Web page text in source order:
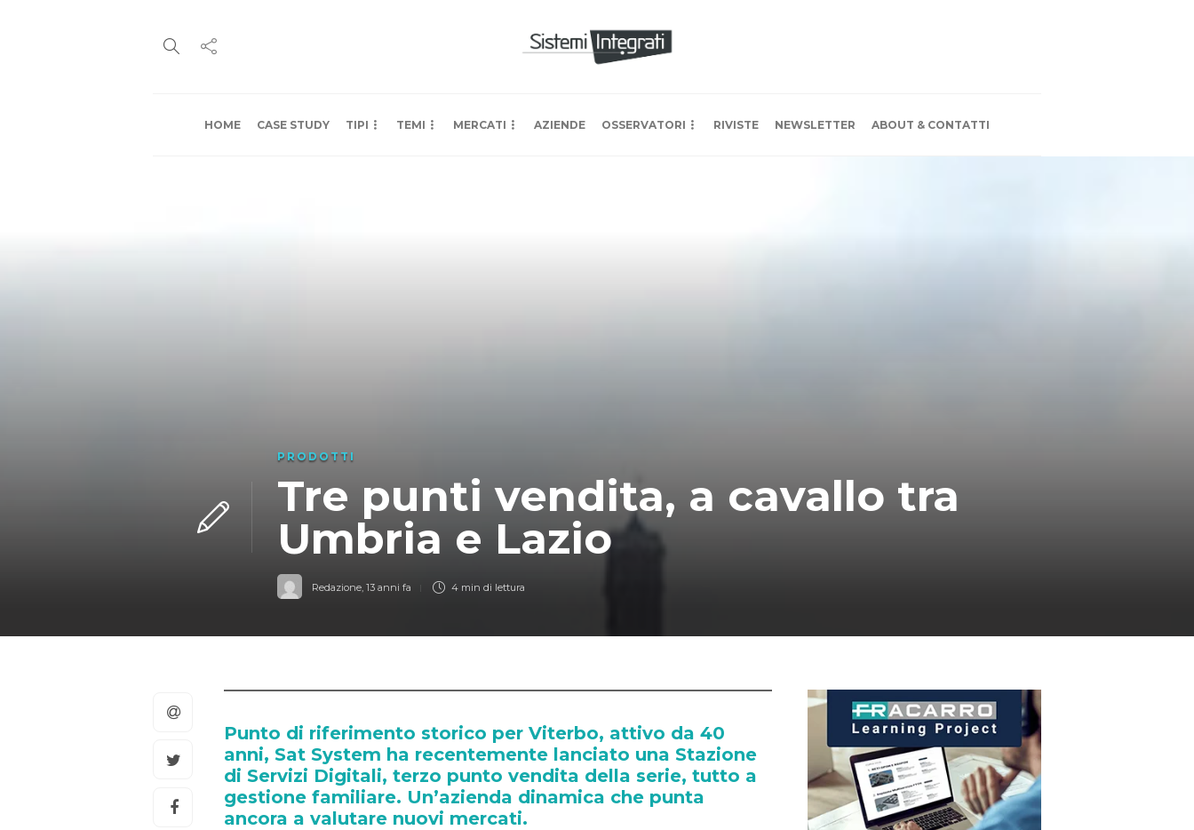
HOME CASE STUDY TIPI TEMI MERCATI AZIENDE OSSERVATORI RIVISTE NEWSLETTER ABOUT & CONTATTI
PRODOTTI
Tre punti vendita, a cavallo tra
Umbria e Lazio
Redazione, 13 anni fa 4 min di lettura
Punto di riferimento storico per Viterbo, attivo da 40
anni, Sat System ha recentemente lanciato una Stazione
di Servizi Digitali, terzo punto vendita della serie, tutto a
gestione familiare. Un’azienda dinamica che punta
ancora a valutare nuovi mercati.